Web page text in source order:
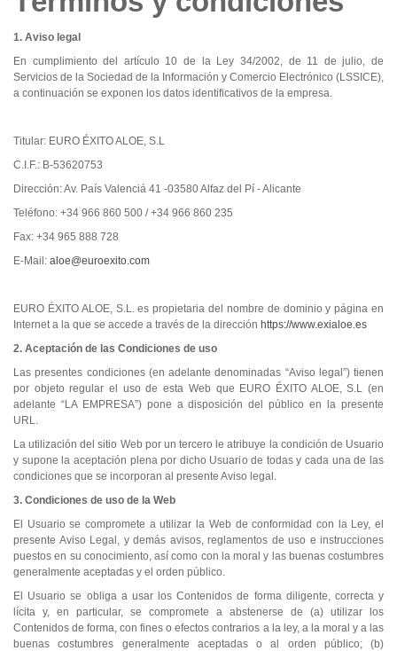
1. Aviso legal
En cumplimiento del artículo 10 de la Ley 34/2002, de 11 de julio, de
Servicios de la Sociedad de la Información y Comercio Electrónico (LSSICE),
a continuación se exponen los datos identificativos de la empresa.
Titular: EURO ÉXITO ALOE, S.L
C.I.F.: B-53620753
Dirección: Av. País Valenciá 41 -03580 Alfaz del Pí - Alicante
Teléfono: +34 966 860 500 / +34 966 860 235
Fax: +34 965 888 728
E-Mail: aloe@euroexito.com
EURO ÉXITO ALOE, S.L. es propietaria del nombre de dominio y página en
Internet a la que se accede a través de la dirección https://www.exialoe.es
2. Aceptación de las Condiciones de uso
Las presentes condiciones (en adelante denominadas “Aviso legal”) tienen
por objeto regular el uso de esta Web que EURO ÉXITO ALOE, S.L (en
adelante “LA EMPRESA”) pone a disposición del público en la presente
URL.
La utilización del sitio Web por un tercero le atribuye la condición de Usuario
y supone la aceptación plena por dicho Usuario de todas y cada una de las
condiciones que se incorporan al presente Aviso legal.
3. Condiciones de uso de la Web
El Usuario se compromete a utilizar la Web de conformidad con la Ley, el
presente Aviso Legal, y demás avisos, reglamentos de uso e instrucciones
puestos en su conocimiento, así como con la moral y las buenas costumbres
generalmente aceptadas y el orden público.
El Usuario se obliga a usar los Contenidos de forma diligente, correcta y
lícita y, en particular, se compromete a abstenerse de (a) utilizar los
Contenidos de forma, con fines o efectos contrarios a la ley, a la moral y a las
buenas costumbres generalmente aceptadas o al orden público; (b)